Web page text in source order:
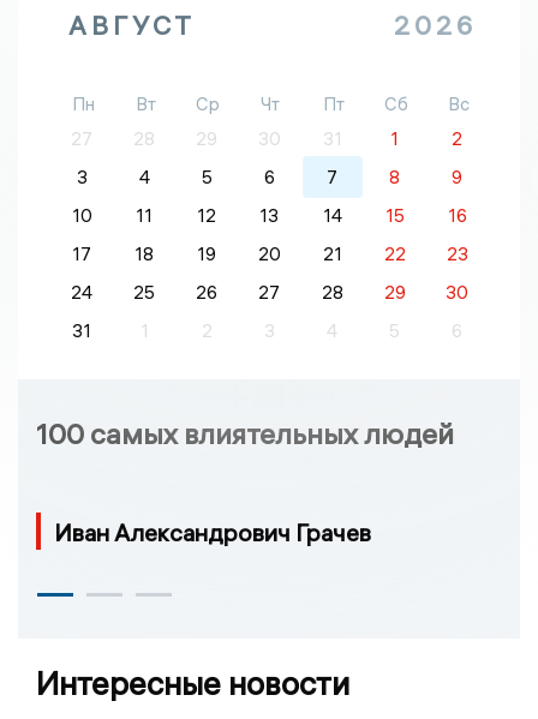
АВГУСТ 2026
Пн Вт Ср Чт Пт Сб
Вс
27
28 29 30 31 1
2
3
4 5 6 7 8
9
10
11 12 13 14 15
16
17
18 19 20 21 22
23
24
25 26 27 28 29
30
31
1 2 3 4 5 6
100 самых влиятельных людей
Иван Александрович Грачев
Интересные новости